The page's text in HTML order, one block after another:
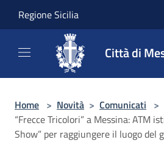
Regione Sicilia
Città di
Home > Novità > Comunicati >
“Frecce Tricolori” a Messina: ATM
Show” per raggiungere il luogo del